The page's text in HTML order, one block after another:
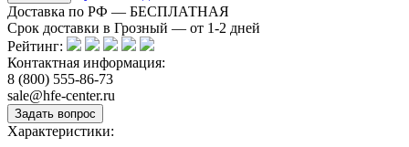
Доставка по РФ — БЕСПЛАТНАЯ
Срок доставки в Грозный — от 1-2 дней
Рейтинг:
Контактная информация:
8 (800) 555-86-73
sale@hfe-center.ru
Характеристики: